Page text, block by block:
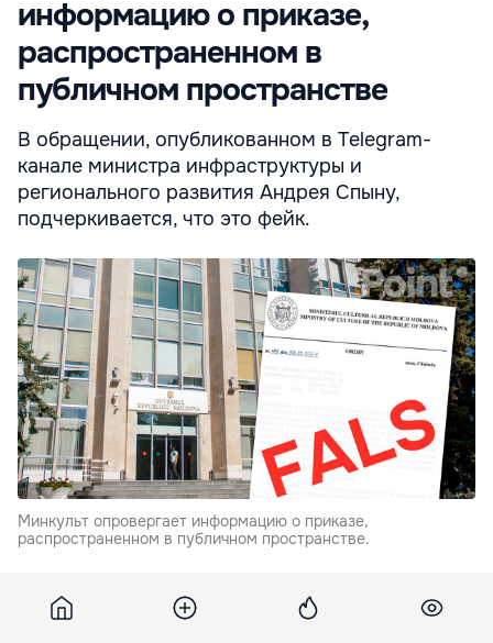
информацию о приказе,
распространенном в
публичном пространстве
В обращении, опубликованном в Telegram-
канале министра инфраструктуры и
регионального развития Андрея Спыну,
подчеркивается, что это фейк.
Минкульт опровергает информацию о приказе,
распространенном в публичном пространстве.
"Ранее власти предупреждали о попытках